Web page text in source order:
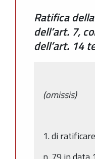
Ratifica
dell’art. 7,
dell’art. 14
(omissis)
1. di